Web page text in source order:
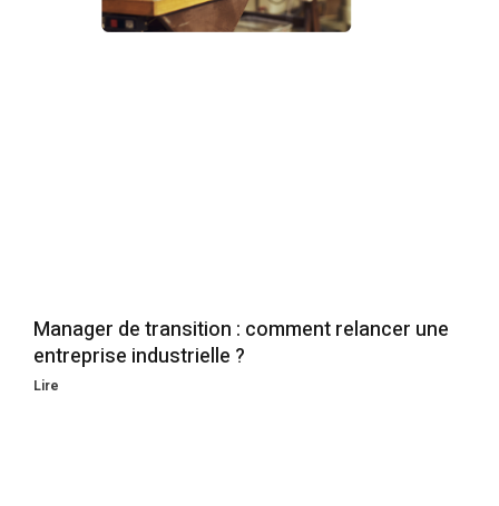
Manager de transition : comment relancer une
entreprise industrielle ?
Lire